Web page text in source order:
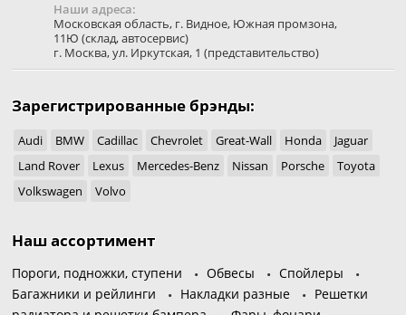
Наши адреса:
Московская область, г. Видное, Южная промзона,
11Ю (склад, автосервис)
г. Москва,ул. Иркутская, 1 (представительство)
Зарегистрированные брэнды:
Audi BMW Cadillac Chevrolet Great-Wall Honda
Jaguar
Land Rover
Lexus Mercedes-Benz Nissan Porsche
Toyota
Volkswagen
Volvo
Наш ассортимент
Пороги, подножки, ступени Обвесы
Спойлеры
Багажники и рейлинги
Накладки разные
Решетки